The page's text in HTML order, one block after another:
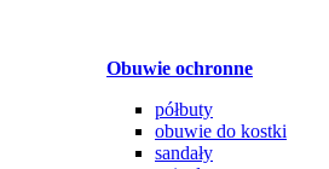
Obuwie ochronne
półbuty
obuwie do kostki
sandały